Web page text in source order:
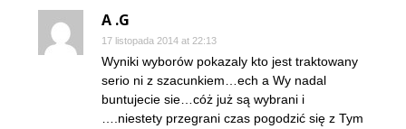
A .G
17 listopada 2014 at 22:13
Wyniki wyborów pokazaly kto jest traktowany
serio ni z szacunkiem…ech a Wy nadal
buntujecie sie…cóż już są wybrani i
….niestety przegrani czas pogodzić się z Tym